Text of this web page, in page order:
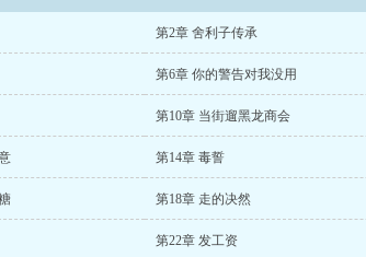
第2章 舍利子传承
第6章 你的警告对我没用
第10章 当街遛黑龙商会
第14章 毒誓
第18章 走的决然
第22章 发工资